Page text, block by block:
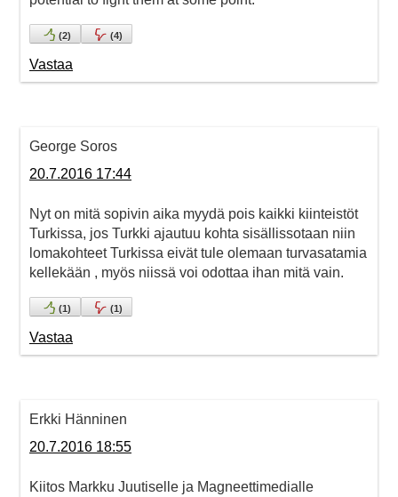
(2) (4)
Vastaa
George Soros
20.7.2016 17:44
Nyt on mitä sopivin aika myydä pois kaikki kiinteistöt
Turkissa, jos Turkki ajautuu kohta sisällissotaan niin
lomakohteet Turkissa eivät tule olemaan turvasatamia
kellekään , myös niissä voi odottaa ihan mitä vain.
(1) (1)
Vastaa
Erkki Hänninen
20.7.2016 18:55
Kiitos Markku Juutiselle ja Magneettimedialle